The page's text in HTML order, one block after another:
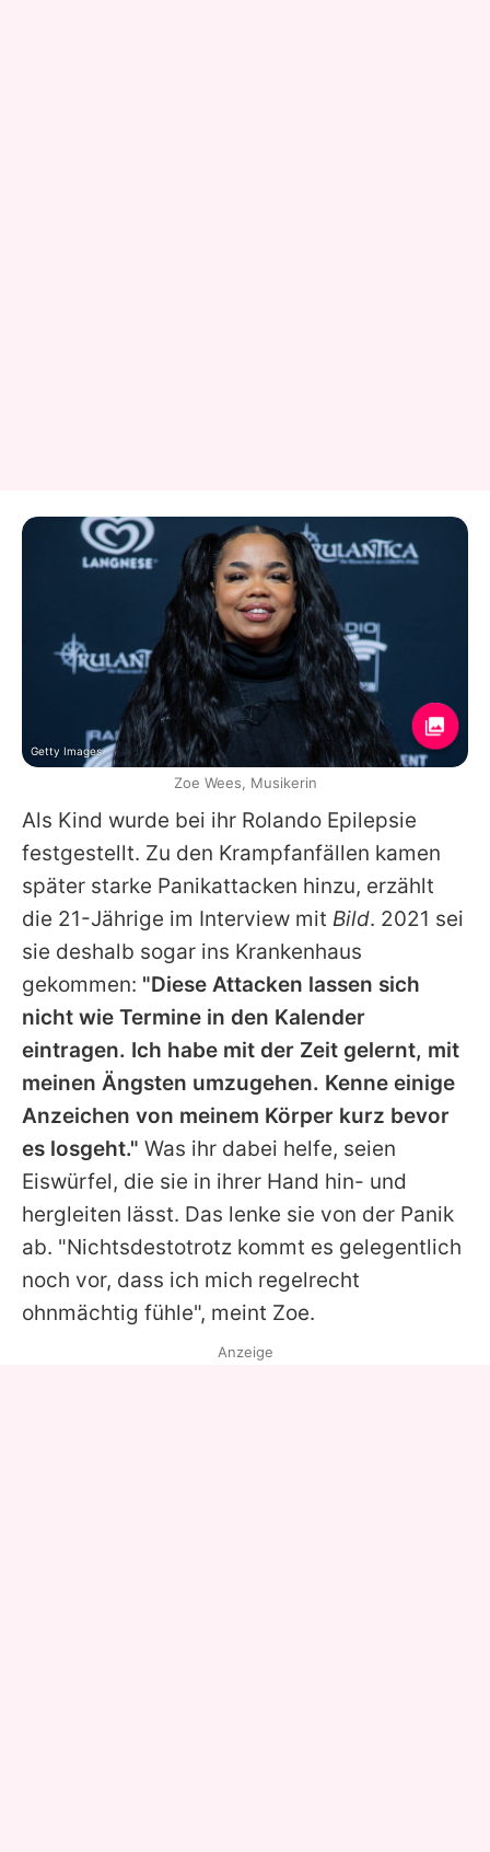
Als Kind wurde bei ihr Rolando Epilepsie
festgestellt. Zu den Krampfanfällen kamen
später starke Panikattacken hinzu, erzählt
die 21-Jährige im Interview mit Bild. 2021 sei
sie deshalb sogar ins Krankenhaus
gekommen: "Diese Attacken lassen sich
nicht wie Termine in den Kalender
eintragen. Ich habe mit der Zeit gelernt, mit
meinen Ängsten umzugehen. Kenne einige
Anzeichen von meinem Körper kurz bevor
es losgeht." Was ihr dabei helfe, seien
Eiswürfel, die sie in ihrer Hand hin- und
hergleiten lässt. Das lenke sie von der Panik
ab. "Nichtsdestotrotz kommt es gelegentlich
noch vor, dass ich mich regelrecht
ohnmächtig fühle", meint Zoe.
Getty Images
Zoe Wees, Musikerin
Anzeige